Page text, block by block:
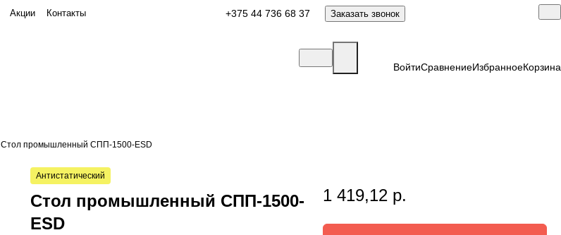
Акции Контакты +375 44 736 68 37 Заказать звонок
ВойтиСравнениеИзбранноеКорзина
Стол промышленный СПП-1500-ESD
Антистатический
Стол промышленный СПП-1500-
ESD
1 419,12 р.